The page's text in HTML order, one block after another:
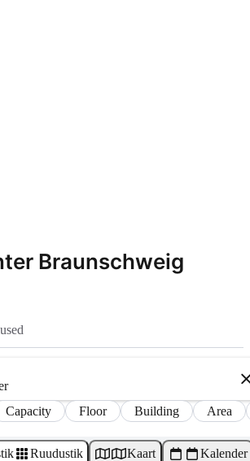
Braunschweig
Capacity Floor Building Area
Ruudustik Kaart Kalender